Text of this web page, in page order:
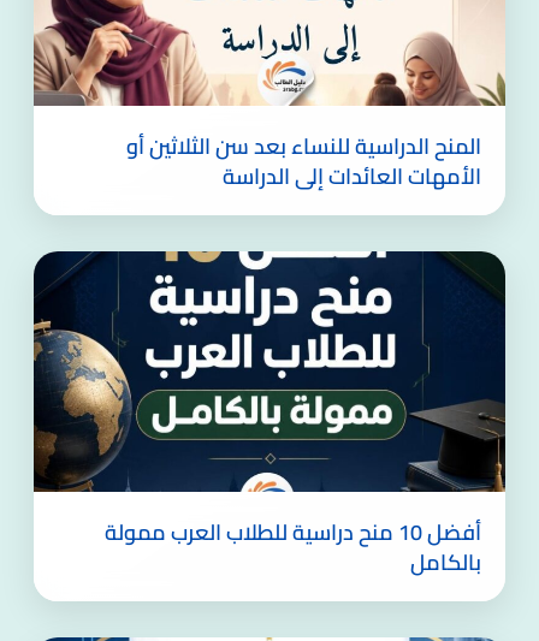
المنح الدراسية للنساء بعد سن الثلاثين أو
الأمهات العائدات إلى الدراسة
أفضل 10 منح دراسية للطلاب العرب ممولة
بالكامل